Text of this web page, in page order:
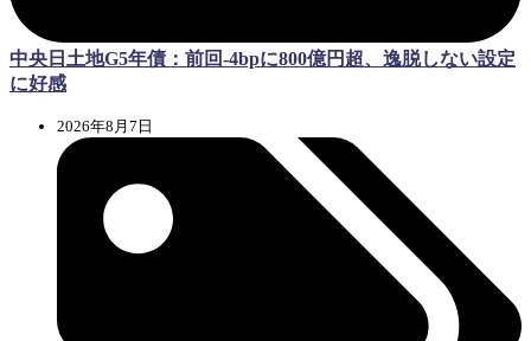
中央日土地G5年債：前回-4bpに800億円超、逸脱しない設定
に好感
2026年8月7日